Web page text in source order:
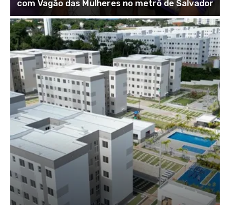
com Vagão das Mulheres no metrô de Salvador